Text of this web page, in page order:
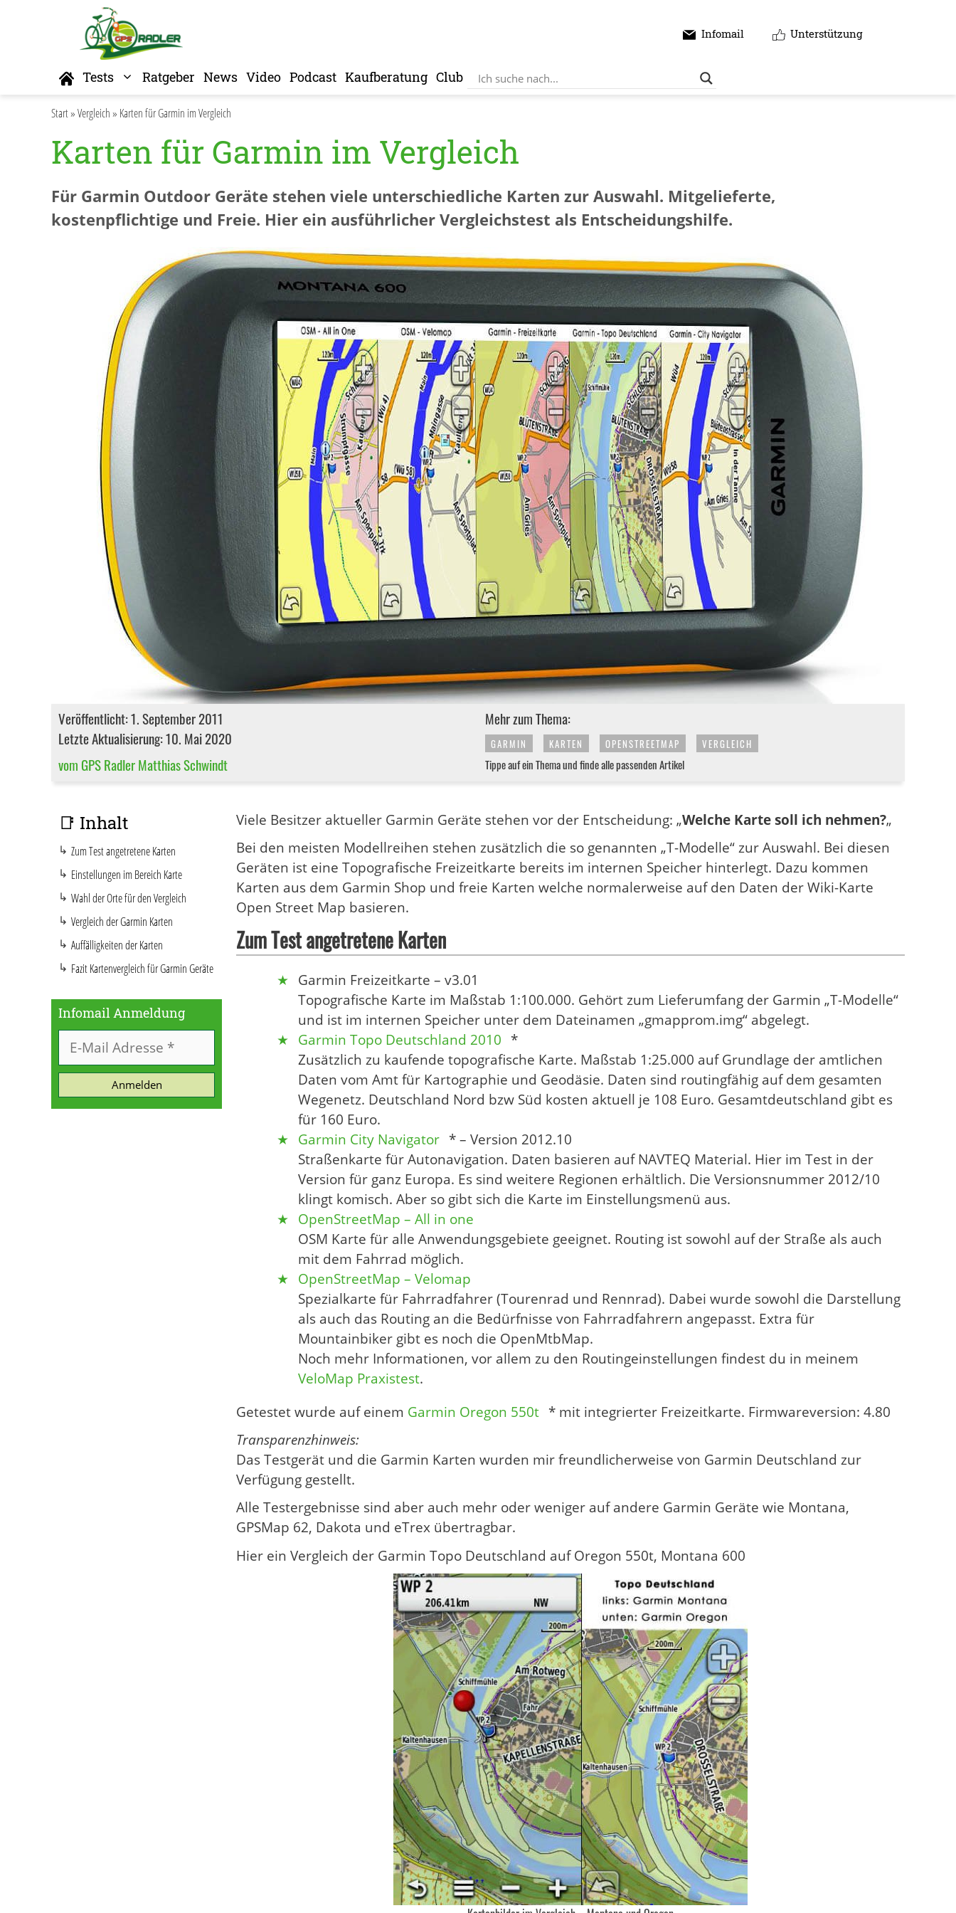
Infomail Unterstützung
Home
Tests Ratgeber News Video Podcast Kaufberatung Club
Start»Vergleich» Karten für Garmin im Vergleich
Karten für Garmin im Vergleich
Für Garmin Outdoor Geräte stehen viele unterschiedliche Karten zur Auswahl. Mitgelieferte,
kostenpflichtige und Freie. Hier ein ausführlicher Vergleichstest als Entscheidungshilfe.
Veröffentlicht: 1. September 2011
Letzte Aktualisierung: 10. Mai 2020
vom GPS Radler Matthias Schwindt
Mehr zum Thema:
GARMIN KARTEN OPENSTREETMAP VERGLEICH
Tippe auf ein Thema und finde alle passenden Artikel
Viele Besitzer aktueller Garmin Geräte stehen vor der Entscheidung: „Welche Karte soll ich nehmen?„
Bei den meisten Modellreihen stehen zusätzlich die so genannten „T-Modelle“ zur Auswahl. Bei diesen
Geräten ist eine Topografische Freizeitkarte bereits im internen Speicher hinterlegt. Dazu kommen
Karten aus dem Garmin Shop und freie Karten welche normalerweise auf den Daten der Wiki-Karte
Open Street Map basieren.
Zum Test angetretene Karten
Garmin Freizeitkarte – v3.01
Topografische Karte im Maßstab 1:100.000. Gehört zum Lieferumfang der Garmin „T-Modelle“
und ist im internen Speicher unter dem Dateinamen „gmapprom.img“ abgelegt.
Garmin Topo Deutschland 2010 *
Zusätzlich zu kaufende topografische Karte. Maßstab 1:25.000 auf Grundlage der amtlichen
Daten vom Amt für Kartographie und Geodäsie. Daten sind routingfähig auf dem gesamten
Wegenetz. Deutschland Nord bzw Süd kosten aktuell je 108 Euro. Gesamtdeutschland gibt es
für 160 Euro.
Garmin City Navigator * – Version 2012.10
Straßenkarte für Autonavigation. Daten basieren auf NAVTEQ Material. Hier im Test in der
Version für ganz Europa. Es sind weitere Regionen erhältlich. Die Versionsnummer 2012/10
klingt komisch. Aber so gibt sich die Karte im Einstellungsmenü aus.
OpenStreetMap – All in one
OSM Karte für alle Anwendungsgebiete geeignet. Routing ist sowohl auf der Straße als auch
mit dem Fahrrad möglich.
OpenStreetMap – Velomap
Spezialkarte für Fahrradfahrer (Tourenrad und Rennrad). Dabei wurde sowohl die Darstellung
als auch das Routing an die Bedürfnisse von Fahrradfahrern angepasst. Extra für
Mountainbiker gibt es noch die OpenMtbMap.
Noch mehr Informationen, vor allem zu den Routingeinstellungen findest du in meinem
VeloMap Praxistest.
Getestet wurde auf einem Garmin Oregon 550t * mit integrierter Freizeitkarte. Firmwareversion: 4.80
Transparenzhinweis:
Das Testgerät und die Garmin Karten wurden mir freundlicherweise von Garmin Deutschland zur
Verfügung gestellt.
Alle Testergebnisse sind aber auch mehr oder weniger auf andere Garmin Geräte wie Montana,
GPSMap 62, Dakota und eTrex übertragbar.
Hier ein Vergleich der Garmin Topo Deutschland auf Oregon 550t, Montana 600
📑 Inhalt
Zum Test angetretene Karten
Einstellungen im Bereich Karte
Wahl der Orte für den Vergleich
Vergleich der Garmin Karten
Auffälligkeiten der Karten
Fazit Kartenvergleich für Garmin Geräte
Infomail Anmeldung
Anmelden